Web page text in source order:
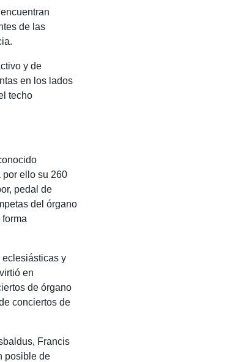
de las
y de
en los lados
techo
por ello su 260
pedal de
del órgano
eclesiásticas y
en
de órgano
conciertos de
Francis
posible de